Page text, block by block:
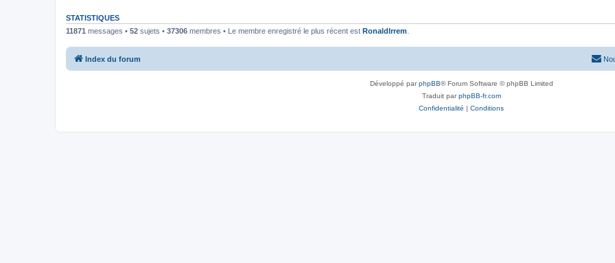
STATISTIQUES
11871 messages • 52 sujets • 37306 membres • Le membre enregistré le plus récent est RonaldIrrem
Index du forum
Développé parphpBB® Forum Software © phpBB Limited
Traduit parphpBB-fr.com
Confidentialité | Conditions